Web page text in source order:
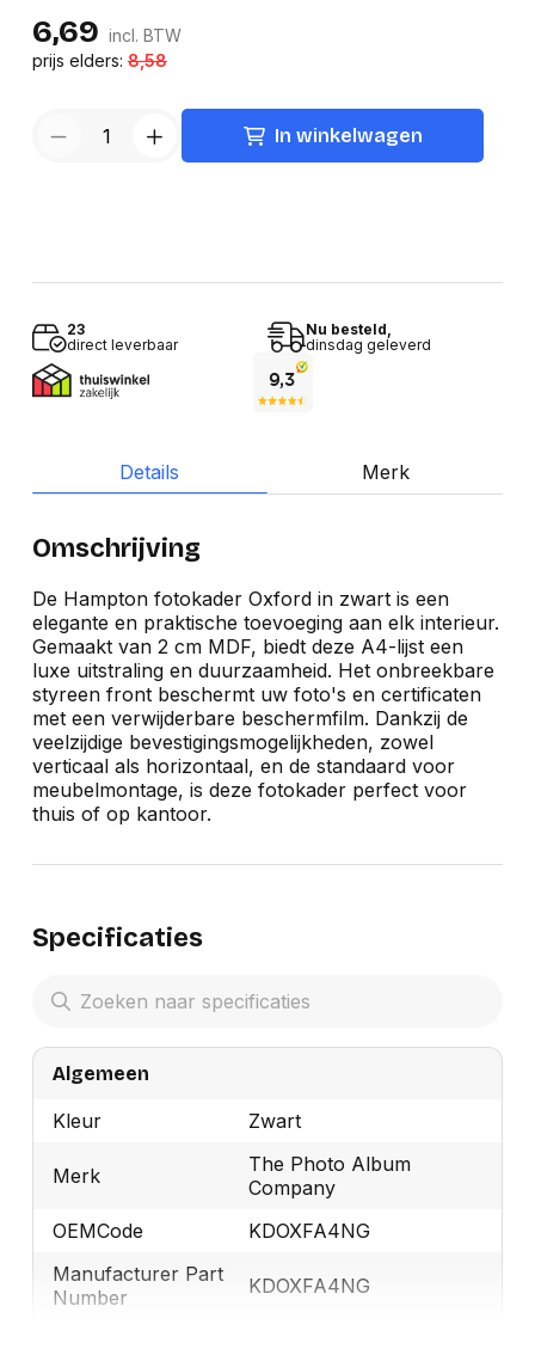
6,69 incl. BTW
prijs elders:8,58
In winkelwagen
23
direct leverbaar
Nu besteld,
dinsdag geleverd
Details Merk
Omschrijving
De Hampton fotokader Oxford in zwart is een
elegante en praktische toevoeging aan elk interieur.
Gemaakt van 2 cm MDF, biedt deze A4-lijst een
luxe uitstraling en duurzaamheid. Het onbreekbare
styreen front beschermt uw foto's en certificaten
met een verwijderbare beschermfilm. Dankzij de
veelzijdige bevestigingsmogelijkheden, zowel
verticaal als horizontaal, en de standaard voor
meubelmontage, is deze fotokader perfect voor
thuis of op kantoor.
Specificaties
Algemeen
Kleur Zwart
Merk
The Photo Album
Company
OEMCode
KDOXFA4NG
Manufacturer Part
Number
KDOXFA4NG